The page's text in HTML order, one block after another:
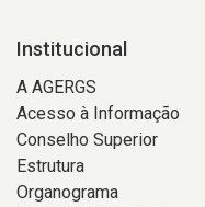
Institucional
A AGERGS
Acesso à Informação
Conselho Superior
Estrutura
Organograma